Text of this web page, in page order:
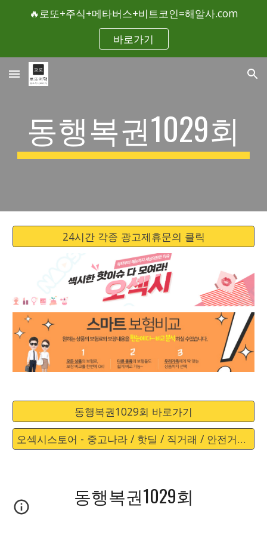
Skip to main content Skip to navigation
🔥로또+주식+메타버스+비트코인=해알사.com
바로가기
동행복권1029회
24시간 각종 광고제휴문의 클릭
동행복권1029회 바로가기
오섹시스토어 - 중고나라 / 핫딜 / 직거래 / 안전거래 바로가기
동행복권1029회